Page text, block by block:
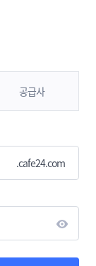
공급사
.cafe24.com